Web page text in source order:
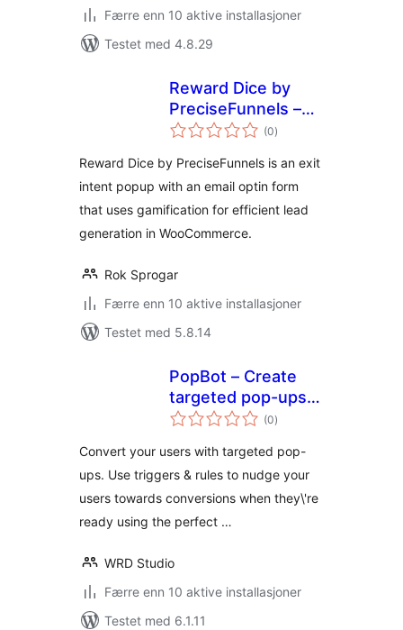
Færre enn 10 aktive installasjoner
Testet med 4.8.29
Reward Dice by
PreciseFunnels –
WooCommerce Exit
an Email Optin Form
(0totale
vurderinger
)
Reward Dice by PreciseFunnels is an exit
intent popup with an email optin form
that uses gamification for efficient lead
generation in WooCommerce.
Rok Sprogar
Færre enn 10 aktive installasjoner
Testet med 5.8.14
PopBot – Create
targeted pop-ups
to convert your
(0totale
vurderinger
)
Convert your users with targeted pop-
ups. Use triggers & rules to nudge your
users towards conversions when they\'re
ready using the perfect …
WRD Studio
Færre enn 10 aktive installasjoner
Testet med 6.1.11